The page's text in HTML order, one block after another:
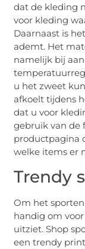
dat de kleding
voor kleding
Daarnaast is
ademt. Het
namelijk bij
u het zweet
afkoelt tijdens
dat u voor
gebruik van de
productpagina
welke items er
Trendy
Om het
handig om
uitziet. Shop
een trendy